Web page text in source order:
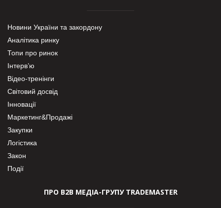
Новини України та закордону
Аналітика ринку
Топи про ринок
Інтерв’ю
Відео-тренінги
Світовий досвід
Інновації
Маркетинг&Продажі
Закупки
Логістика
Закон
Події
ПРО В2В МЕДІА-ГРУПУ TRADEMASTER